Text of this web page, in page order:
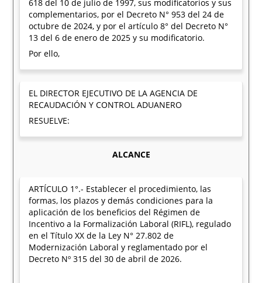
618 del 10 de julio de 1997, sus modificatorios y sus
complementarios, por el Decreto N° 953 del 24 de
octubre de 2024, y por el artículo 8° del Decreto N°
13 del 6 de enero de 2025 y su modificatorio.
Por ello,
EL DIRECTOR EJECUTIVO DE LA AGENCIA DE
RECAUDACIÓN Y CONTROL ADUANERO
RESUELVE:
ALCANCE
ARTÍCULO 1°.- Establecer el procedimiento, las
formas, los plazos y demás condiciones para la
aplicación de los beneficios del Régimen de
Incentivo a la Formalización Laboral (RIFL), regulado
en el Título XX de la Ley N° 27.802 de
Modernización Laboral y reglamentado por el
Decreto Nº 315 del 30 de abril de 2026.